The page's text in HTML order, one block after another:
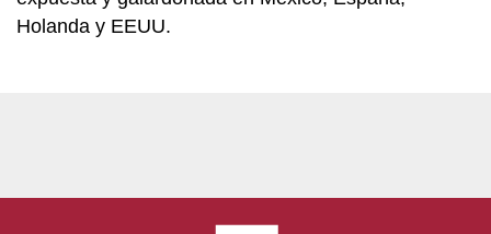
Holanda y EEUU.